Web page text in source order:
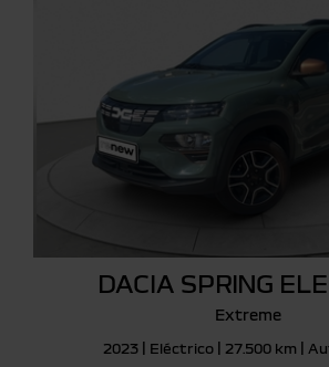
DACIA SPRING
Extreme
2023 | Eléctrico | 27.500 km |